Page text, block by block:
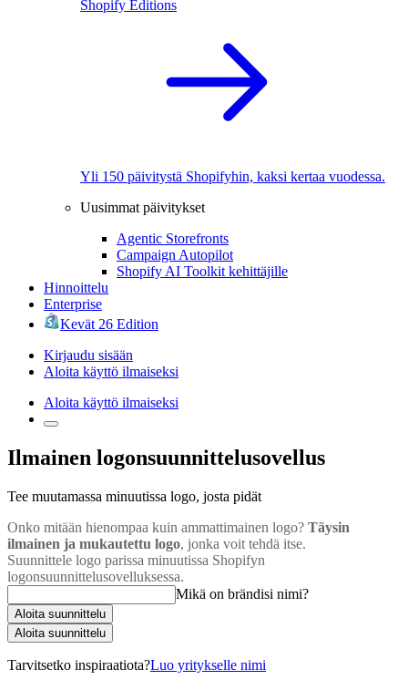
Shopify Editions
Yli 150 päivitystä Shopifyhin, kaksi kertaa vuodessa.
Uusimmat päivitykset
Agentic Storefronts
Campaign Autopilot
Shopify AI Toolkit kehittäjille
Hinnoittelu
Enterprise
Kevät 26 Edition
Kirjaudu sisään
Aloita käyttö ilmaiseksi
Aloita käyttö ilmaiseksi
Ilmainen logonsuunnittelusovellus
Tee muutamassa minuutissa logo, josta pidät
Onko mitään hienompaa kuin ammattimainen logo? Täysin
ilmainen ja mukautettu logo, jonka voit tehdä itse.
Suunnittele logo parissa minuutissa Shopifyn
logonsuunnittelusovelluksessa.
Mikä on brändisi nimi?
Aloita suunnittelu
Aloita suunnittelu
Tarvitsetko inspiraatiota?Luo yritykselle nimi